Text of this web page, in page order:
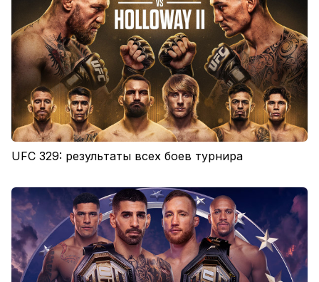
UFC 329: результаты всех боев турнира